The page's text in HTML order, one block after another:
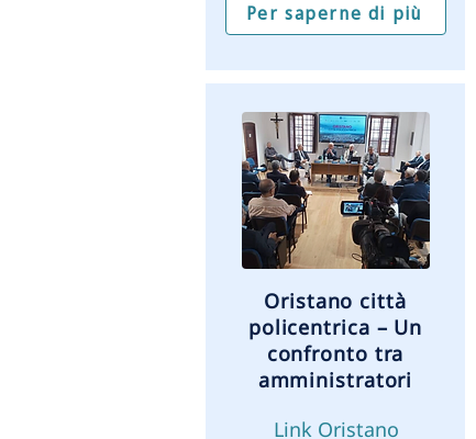
Per saperne di più
Oristano città
policentrica – Un
confronto tra
amministratori
Link Oristano